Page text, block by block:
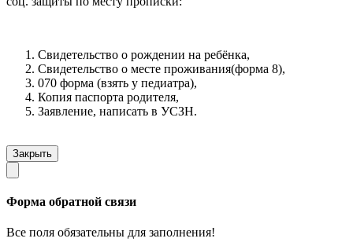
Свидетельство о рождении на ребёнка,
Свидетельство о месте проживания(форма 8),
070 форма (взять у педиатра),
Копия паспорта родителя,
Заявление, написать в УСЗН.
Закрыть
Форма обратной связи
Все поля обязательны для заполнения!